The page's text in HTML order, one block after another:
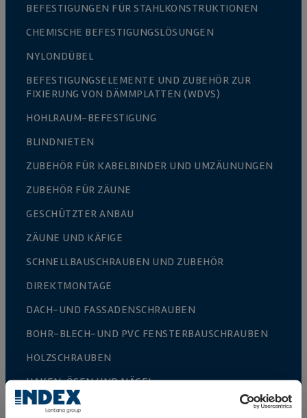
BEFESTIGUNGEN FÜR STAHLKONSTRUKTIONEN
CHEMISCHE BEFESTIGUNGSLÖSUNGEN
NYLONDÜBEL
BEFESTIGUNGSELEMENTE UND ZUBEHÖR ZUR
FIXIERUNG VON DÄMMPLATTEN (WDVS)
HOHLRAUM-BEFESTIGUNG
BLINDNIETEN
ZUBEHÖR FÜR KABELBINDER UND UMZÄUNUNGEN
ZUBEHÖR FÜR ZÄUNE
GESCHÜTZTER ANBAU
ZÄUNE UND KÄFIGE
SCHNELLBAUSCHRAUBEN UND ZUBEHÖR
DIREKTMONTAGE
DACH-UND FASSADENSCHRAUBEN
BOHR-BLECH-UND PVC FENSTERBAUSCHRAUBEN
HOLZSCHRAUBEN
HAKEN, ÖSEN UND NÄGEL
HOLZVERBINDER